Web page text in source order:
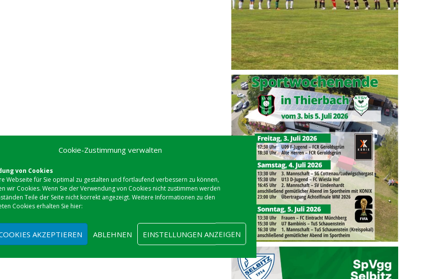
Cookie-Zustimmung verwalten
von Cookies
Webseite für Sie optimal zu gestalten und fortlaufend verbessern zu können,
wir Cookies. Wenn Sie der Verwendung von Cookies nicht zustimmen werden
Teile der Seite nicht korrekt angezeigt. Weitere Informationen zu den
Cookies erhalten Sie hier:
AKZEPTIEREN ABLEHNEN EINSTELLUNGEN ANZEIGEN